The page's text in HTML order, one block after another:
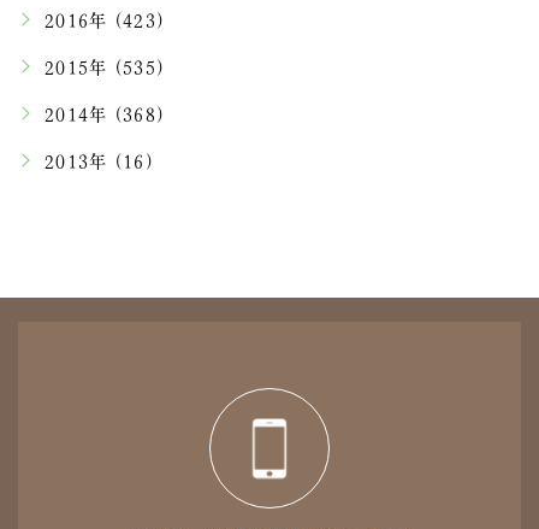
2016年 (423)
2015年 (535)
2014年 (368)
2013年 (16)